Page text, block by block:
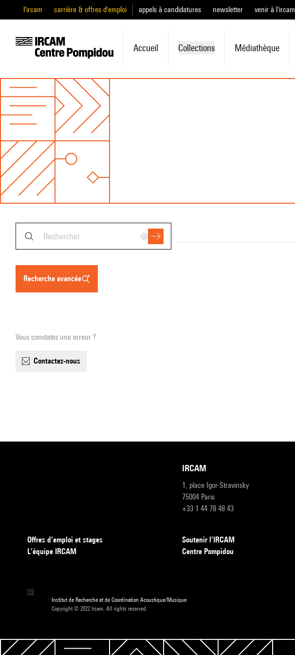
l'ircam carrière & offres d'emploi appels à candidatures newsletter venir à l'ircam
Accueil Collections Médiathèque
recherche avancée
Vous constatez une erreur ?
contactez-nous
IRCAM
1, place Igor-Stravinsky
75004 Paris
+33 1 44 78 48 43
Offres d’emploi et stages
L’équipe IRCAM
Soutenir l’IRCAM
Centre Pompidou
Institut de Recherche et de Coordination Acoustique/Musique
Copyright © 2022 Ircam. All rights reserved.